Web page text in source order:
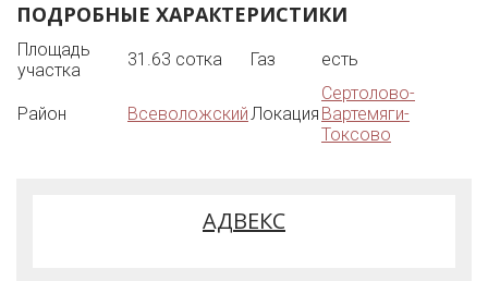
Токсовские высоты" для лыжников просто рай - спуски
и подъемы, крутые и пологие; озера: " Хепоярви",
"Кавголовское", " Курголовское", " Вероярви", " Чайное",
" Пионерское" и еще несколько более мелких, все
находятся на территории поселка. Кроме того, очень
красивый, зимой с подсветкой, горнолыжный курорт "
Северный склон" с прокатом инвентаря и уютными
семейного отдыха с детьми " Веревочный городок",
ПОДРОБНЫЕ ХАРАКТЕРИСТИКИ
Площадь
участка
31.63 сотка Газ есть
Район ВсеволожскийЛокация
Сертолово-
Вартемяги-
Токсово
АДВЕКС